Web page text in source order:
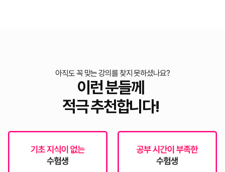
아직도 꼭 맞는 강의를 찾지 못하셨나요?
이런 분들께
적극 추천합니다!